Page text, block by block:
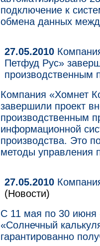
подключение к
обмена данных
27.05.2010
Петфуд Рус»
производственным
Компания «Хомнет
завершили проект
производственным
информационной
производства. Это
методы управления
27.05.2010
(Новости)
С 11 мая по 30 июня
«Солнечный
гарантированно